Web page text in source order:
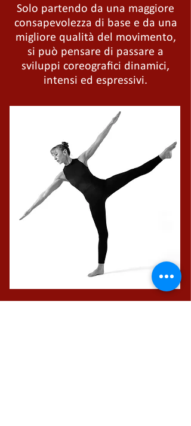
Solo partendo da una maggiore
consapevolezza di base e da una
migliore qualità del movimento,
si può pensare di passare a
sviluppi coreografici dinamici,
intensi ed espressivi.